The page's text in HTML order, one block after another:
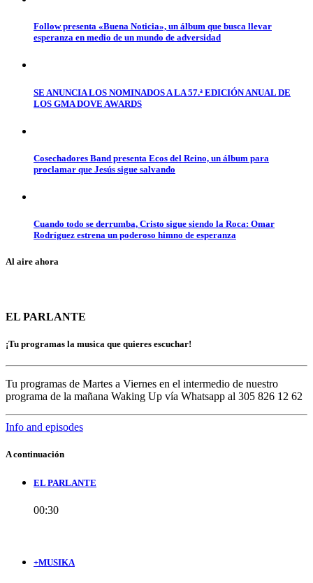
Follow presenta «Buena Noticia», un álbum que busca llevar
esperanza en medio de un mundo de adversidad
SE ANUNCIA LOS NOMINADOS A LA 57.ª EDICIÓN ANUAL DE
LOS GMA DOVE AWARDS
Cosechadores Band presenta Ecos del Reino, un álbum para
proclamar que Jesús sigue salvando
Cuando todo se derrumba, Cristo sigue siendo la Roca: Omar
Rodríguez estrena un poderoso himno de esperanza
Al aire ahora
EL PARLANTE
¡Tu programas la musica que quieres escuchar!
Tu programas de Martes a Viernes en el intermedio de nuestro
programa de la mañana Waking Up vía Whatsapp al 305 826 12 62
Info and episodes
A continuación
EL PARLANTE
00:30
+MUSIKA